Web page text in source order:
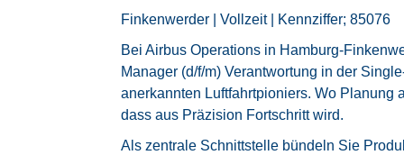
Finkenwerder | Vollzeit | Kennziffer; 85076
Bei Airbus Operations in Hamburg-
Manager (d/f/m) Verantwortung in der
anerkannten Luftfahrtpioniers. Wo Planung
dass aus Präzision Fortschritt wird.
Als zentrale Schnittstelle bündeln Sie